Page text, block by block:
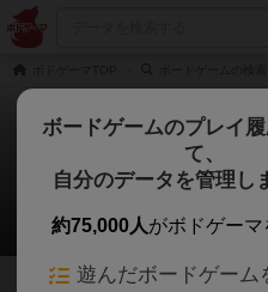
ワードバスケット
krmさん
1
ボードゲームのプレイ
て、
自分のデータを管理し
約75,000人がボドゲーマ
遊んだボードゲーム